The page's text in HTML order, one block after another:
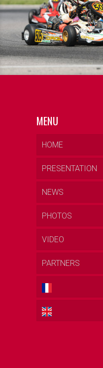
MENU
HOME
PRESENTATION
NEWS
PHOTOS
VIDEO
PARTNERS